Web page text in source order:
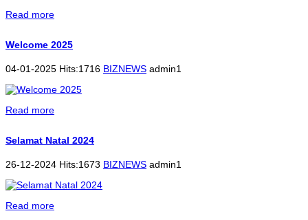
Read more
Welcome 2025
04-01-2025 Hits:1716 BIZNEWS admin1
Read more
Selamat Natal 2024
26-12-2024 Hits:1673 BIZNEWS admin1
Read more